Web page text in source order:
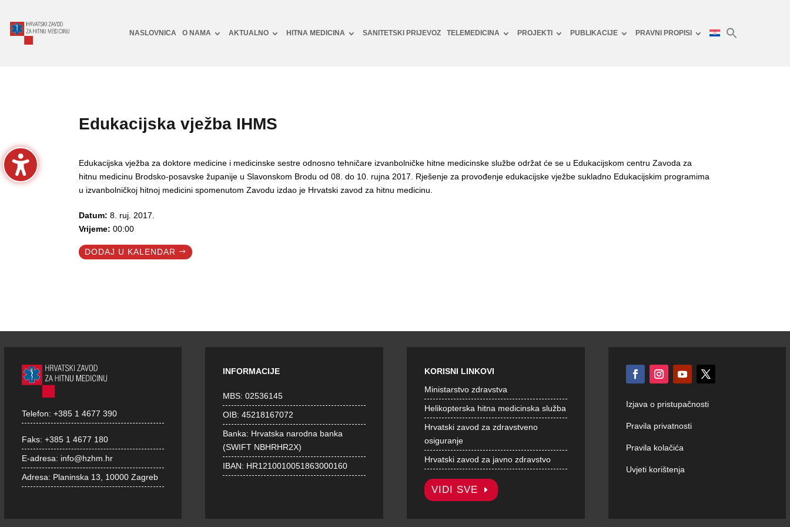
NASLOVNICA O NAMA AKTUALNO HITNA MEDICINA SANITETSKI PRIJEVOZ TELEMEDICINA PROJEKTI PUBLIKACIJE PRAVNI PROPISI
Edukacijska vježba IHMS
Edukacijska vježba za doktore medicine i medicinske sestre odnosno tehničare izvanbolničke hitne medicinske službe održat će se u Edukacijskom centru Zavoda za
hitnu medicinu Brodsko-posavske županije u Slavonskom Brodu od 08. do 10. rujna 2017. Rješenje za provođenje edukacijske vježbe sukladno Edukacijskim programima
u izvanbolničkoj hitnoj medicini spomenutom Zavodu izdao je Hrvatski zavod za hitnu medicinu.
Datum:8. ruj. 2017.
Vrijeme:00:00
DODAJ U KALENDAR
Telefon: +385 1 4677 390
Faks: +385 1 4677 180
E-adresa: info@hzhm.hr
Adresa: Planinska 13, 10000 Zagreb
INFORMACIJE
MBS: 02536145
OIB: 45218167072
Banka: Hrvatska narodna banka
(SWIFT NBHRHR2X)
IBAN: HR1210010051863000160
KORISNI LINKOVI
Ministarstvo zdravstva
Helikopterska hitna medicinska služba
Hrvatski zavod za zdravstveno
osiguranje
Hrvatski zavod za javno zdravstvo
VIDI SVE
Izjava o pristupačnosti
Pravila privatnosti
Pravila kolačića
Uvjeti korištenja